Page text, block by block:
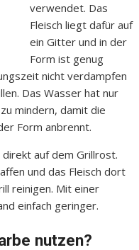
verwendet. Das
Fleisch liegt dafür auf
ein Gitter und in der
Form ist genug
nicht verdampfen
Das Wasser hat nur
mindern, damit die
Form anbrennt.
auf dem Grillrost.
und das Fleisch dort
reinigen. Mit einer
einfach geringer.
nutzen?